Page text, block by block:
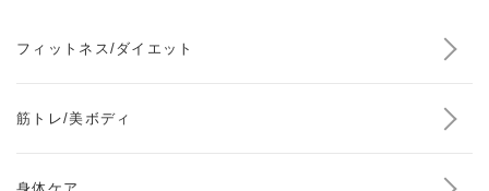
フィットネス/ダイエット
筋トレ/美ボディ